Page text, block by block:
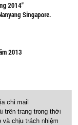
2014”
Singapore.
2013
chỉ mail
trên trang trong thời
và chịu trách nhiệm